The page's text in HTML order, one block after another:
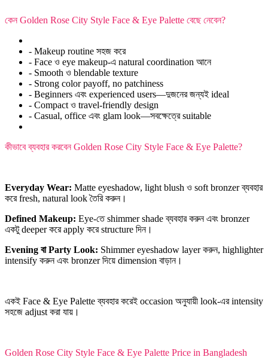
কেন Golden Rose City Style Face & Eye Palette বেছে নেবেন?
- Makeup routine সহজ করে
- Face ও eye makeup-এ natural coordination আনে
- Smooth ও blendable texture
- Strong color payoff, no patchiness
- Beginners এবং experienced users—দুজনের জন্যই ideal
- Compact ও travel-friendly design
- Casual, office এবং glam look—সবক্ষেত্রে suitable
কীভাবে ব্যবহার করবেন Golden Rose City Style Face & Eye Palette?
Everyday Wear: Matte eyeshadow, light blush ও soft bronzer ব্যবহার
করে fresh, natural look তৈরি করুন।
Defined Makeup: Eye-তে shimmer shade ব্যবহার করুন এবং bronzer
একটু deeper করে apply করে structure দিন।
Evening বা Party Look: Shimmer eyeshadow layer করুন, highlighter
intensify করুন এবং bronzer দিয়ে dimension বাড়ান।
একই Face & Eye Palette ব্যবহার করেই occasion অনুযায়ী look-এর intensity
সহজে adjust করা যায়।
Golden Rose City Style Face & Eye Palette Price in Bangladesh